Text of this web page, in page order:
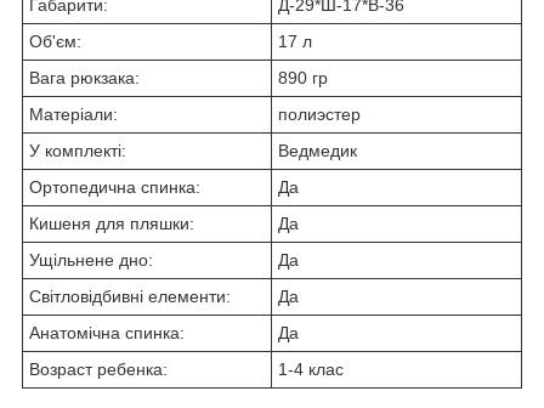
Габарити:
Д-29*Ш-17*В-36
Об'єм:
17 л
Вага рюкзака:
890 гр
Матеріали:
полиэстер
У комплекті:
Ведмедик
Ортопедична спинка:
Да
Кишеня для пляшки:
Да
Ущільнене дно:
Да
Світловідбивні елементи:
Да
Анатомічна спинка:
Да
Возраст ребенка:
1-4 клас